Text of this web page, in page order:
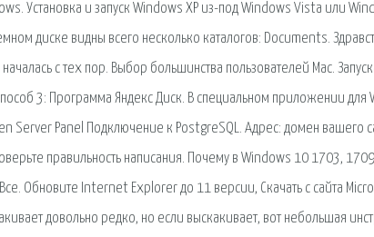
Установка и запуск Windows XP из-под Windows Vista или
диске видны всего несколько каталогов: Documents.
с тех пор. Выбор большинства пользователей Мас.
3: Программа Яндекс Диск. В специальном приложении для
Server Panel Подключение к PostgreSQL. Адрес: домен вашего
правильность написания. Почему в Windows 10 1703,
Обновите Internet Explorer до 11 версии, Скачать с сайта
довольно редко, но если выскакивает, вот небольшая